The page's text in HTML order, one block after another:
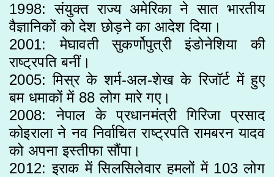
1998: संयुक्त राज्य अमेरिका ने सात भारतीय
वैज्ञानिकों को देश छोड़ने का आदेश दिया।
2001: मेघावती सुकर्णोपुत्री इंडोनेशिया की
राष्ट्रपति बनीं।
2005: मिस्र के शर्म-अल-शेख के रिजॉर्ट में हुए
बम धमाकों में 88 लोग मारे गए।
2008: नेपाल के प्रधानमंत्री गिरिजा प्रसाद
कोइराला ने नव निर्वाचित राष्ट्रपति रामबरन यादव
को अपना इस्तीफा सौंपा।
2012: इराक में सिलसिलेवार हमलों में 103 लोग